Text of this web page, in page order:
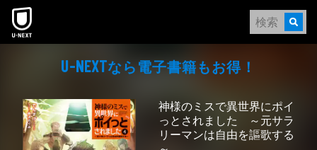
本文へスキップ
U-NEXTなら電⼦書籍もお得！
神様のミスで異世界にポイ
っとされました ～元サラ
リーマンは自由を謳歌する